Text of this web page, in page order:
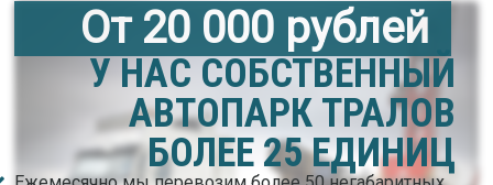
От 20 000 рублей
У НАС СОБСТВЕННЫЙ
АВТОПАРК ТРАЛОВ
БОЛЕЕ 25 ЕДИНИЦ